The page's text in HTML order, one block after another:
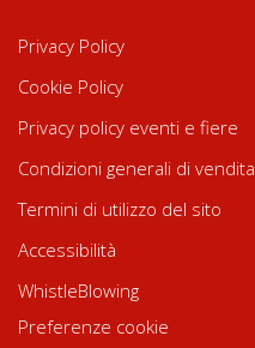
Privacy Policy
Cookie Policy
Privacy policy eventi e fiere
Condizioni generali di vendita
Termini di utilizzo del sito
Accessibilità
WhistleBlowing
Preferenze cookie